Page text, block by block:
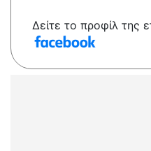
Δείτε το προφίλ της